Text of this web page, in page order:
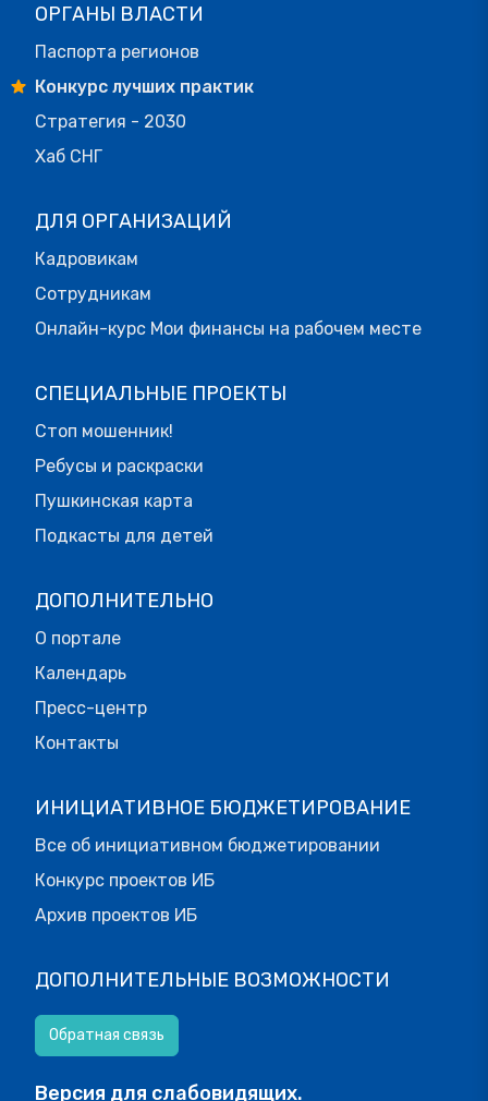
ОРГАНЫ ВЛАСТИ
Паспорта регионов
Конкурс лучших практик
Стратегия - 2030
Хаб СНГ
ДЛЯ ОРГАНИЗАЦИЙ
Кадровикам
Сотрудникам
Онлайн-курс Мои финансы на рабочем месте
СПЕЦИАЛЬНЫЕ ПРОЕКТЫ
Стоп мошенник!
Ребусы и раскраски
Пушкинская карта
Подкасты для детей
ДОПОЛНИТЕЛЬНО
О портале
Календарь
Пресс-центр
Контакты
ИНИЦИАТИВНОЕ БЮДЖЕТИРОВАНИЕ
Все об инициативном бюджетировании
Конкурс проектов ИБ
Архив проектов ИБ
ДОПОЛНИТЕЛЬНЫЕ ВОЗМОЖНОСТИ
Обратная связь
Версия для слабовидящих.